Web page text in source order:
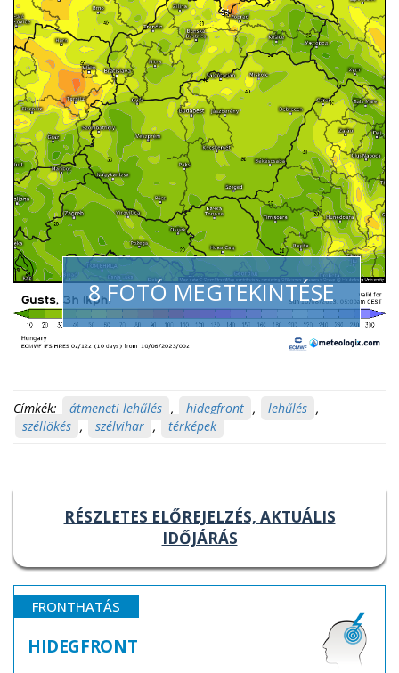
8 FOTÓ MEGTEKINTÉSE
Címkék: átmeneti lehűlés , hidegfront , lehűlés ,
széllökés , szélvihar , térképek
RÉSZLETES ELŐREJELZÉS, AKTUÁLIS
IDŐJÁRÁS
FRONTHATÁS
HIDEGFRONT